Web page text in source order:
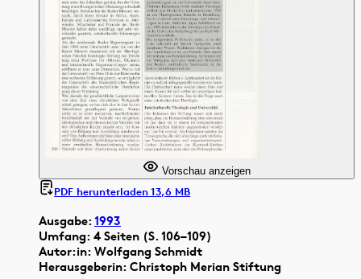
Ausgabe:1993
Umfang: 4 Seiten (S. 106–109)
Autor:in: Wolfgang Schmidt
Herausgeberin: Christoph Merian Stiftung
Vorschau anzeigen
PDF herunterladen 13,6 MB